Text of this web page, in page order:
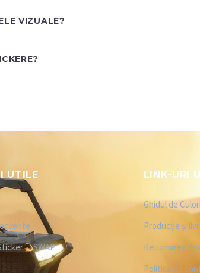
VIZUALE?
UTILE
SWAP
LINK-URI
Ghidul de Culori
Producție și
Returnarea
Politică de